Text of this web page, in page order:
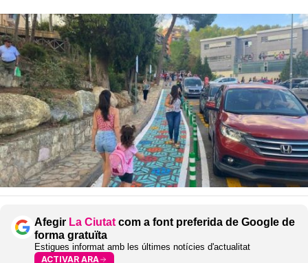
Afegir La Ciutat com a font preferida de Google de
forma gratuïta
Estigues informat amb les últimes notícies d'actualitat
ACTIVAR ARA